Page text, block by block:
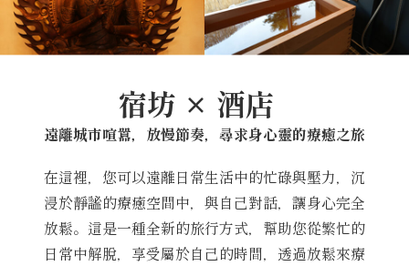
宿坊 × 酒店
遠離城市喧囂，放慢節奏，尋求身心靈的療癒之旅
在這裡，您可以遠離日常生活中的忙碌與壓力，沉
浸於靜謐的療癒空間中，與自己對話，讓身心完全
放鬆。這是一種全新的旅行方式，幫助您從繁忙的
日常中解脫，享受屬於自己的時間，透過放鬆來療